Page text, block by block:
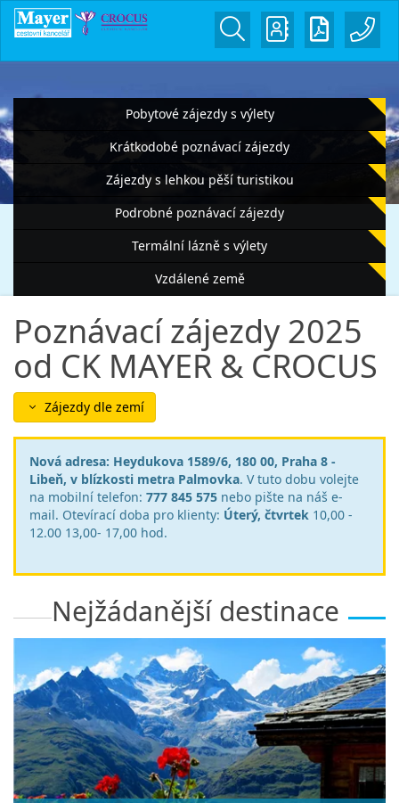
Pobytové zájezdy s výlety
Krátkodobé poznávací zájezdy
Zájezdy s lehkou pěší turistikou
Podrobné poznávací zájezdy
Termální lázně s výlety
Vzdálené země
Poznávací zájezdy 2025
od CK MAYER & CROCUS
Zájezdy dle zemí
Nová adresa: Heydukova 1589/6, 180 00, Praha 8 -
Libeň, v blízkosti metra Palmovka. V tuto dobu volejte
na mobilní telefon: 777 845 575 nebo pište na náš e-
mail. Otevírací doba pro klienty: Úterý, čtvrtek 10,00 -
12.00 13,00- 17,00 hod.
Nejžádanější destinace